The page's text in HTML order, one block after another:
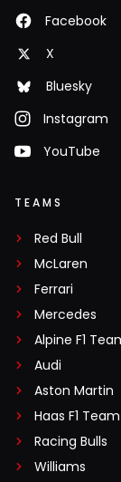
Facebook
X
Bluesky
Instagram
YouTube
TEAMS
Red Bull
McLaren
Ferrari
Mercedes
Alpine F1
Audi
Aston Martin
Haas F1 Team
Racing Bulls
Williams